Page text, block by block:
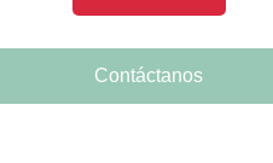
Contáctanos